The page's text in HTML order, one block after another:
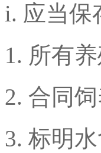
i. 应当保
1. 所有
2. 合同
3. 标明